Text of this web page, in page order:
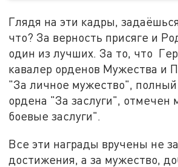
Глядя на эти кадры,
что? За верность присяге и
один из лучших. За то, что
кавалер орденов Мужества и
"За личное мужество", полный
ордена "За заслуги", отмечен
боевые заслуги".
Все эти награды вручены не
достижения, а за мужество,